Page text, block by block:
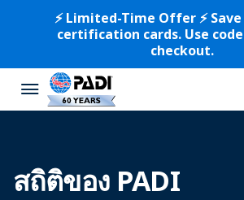
⚡️ Limited-Time Offer ⚡️
certification cards. Use code
checkout.
สถิติของ PADI